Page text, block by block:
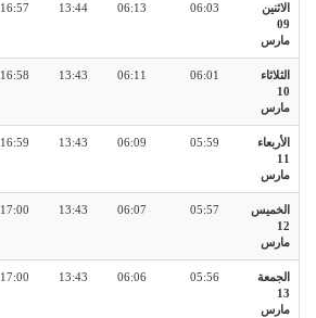
الاثنين
09
مارس
06:03
06:13
13:44
16:57
الثلاثاء
10
مارس
06:01
06:11
13:43
16:58
الأربعاء
11
مارس
05:59
06:09
13:43
16:59
الخميس
12
مارس
05:57
06:07
13:43
17:00
الجمعة
13
مارس
05:56
06:06
13:43
17:00